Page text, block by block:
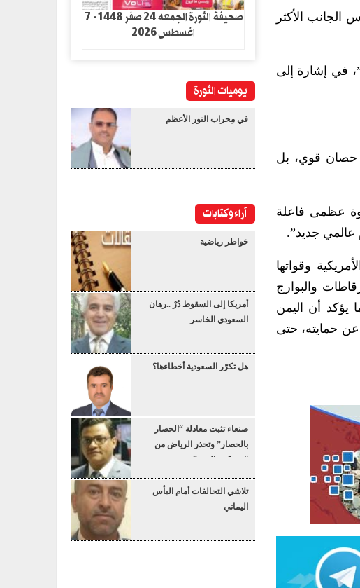
الجانب الأكثر
في إشارة إلى
حصان قوي، بل
عظمى فاعلة
عالمي جديد”.
وقواتها
والبوارج
يؤكد أن اليمن
حمايته، حتى
صحيفة الثورة الجمعه 24 صفر 1448- 7
اغسطس 2026
يوميات الثورة
في مِحراب النور الأعظم
آراء وكتابات
خواطر رياضية
أمريكا إلى السقوط دُرْ ..رهان
السعودي الخاسر
هل تكرّر السعودية أخطاءها؟
صنعاء تثبت معادلة “الحصار
بالحصار” وتحذر الرياض من
“عسكرة البحر”
تلاشي التحالفات أمام البأس
اليماني